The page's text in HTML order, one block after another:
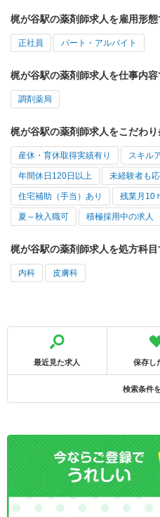
梶が谷駅の薬剤師求人を雇用形
正社員 パート・アルバイト
梶が谷駅の薬剤師求人を仕事内
調剤薬局
梶が谷駅の薬剤師求人をこだわ
産休・育休取得実績有り スキル
年間休日120日以上 未経験者も
住宅補助（手当）あり 残業月10
夏～秋入職可 積極採用中の求人
梶が谷駅の薬剤師求人を処方科
内科 皮膚科
最近見た求人 保存し
検索条件